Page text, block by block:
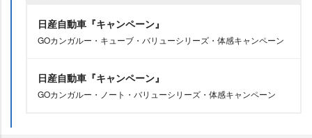
日産自動車『キャンペーン』
GOカンガルー・キューブ・バリューシリーズ・体感キャンペーン
日産自動車『キャンペーン』
GOカンガルー・ノート・バリューシリーズ・体感キャンペーン